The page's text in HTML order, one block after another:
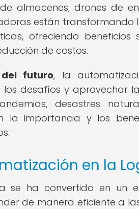
almacenes, drones de
están
ofreciendo beneficios
de costos.
futuro, la
desafíos y aprovechar
desastres
la importancia y los
en la
se ha convertido en un
de manera eficiente a